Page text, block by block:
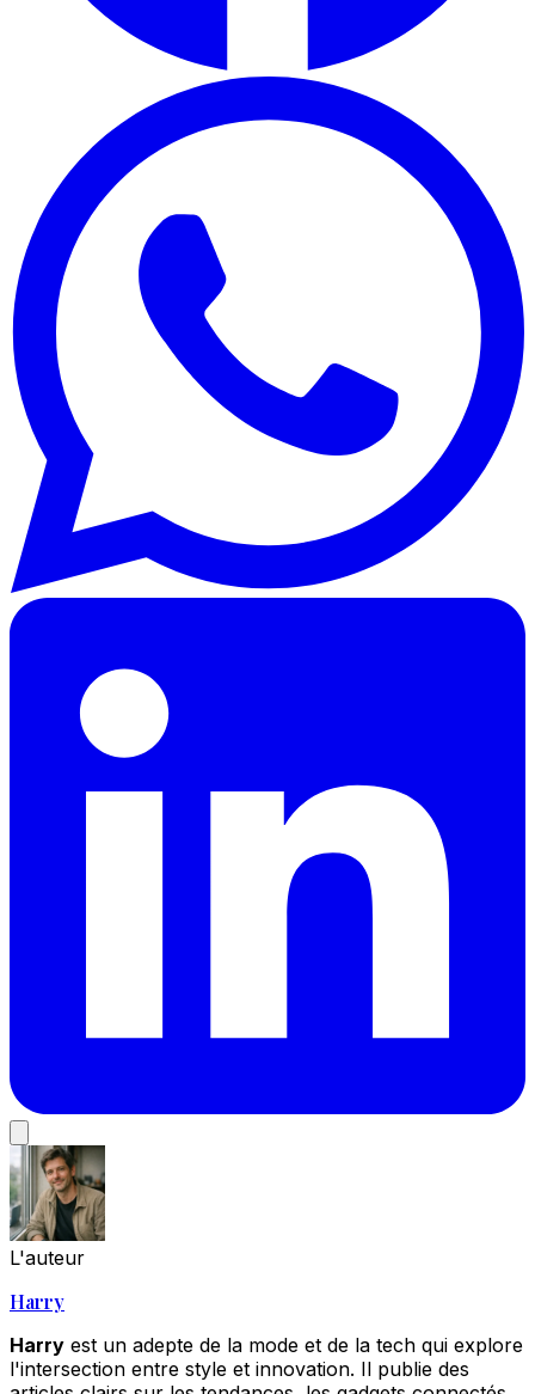
L'auteur
Harry
Harry est un adepte de la mode et de la tech qui explore
l'intersection entre style et innovation. Il publie des